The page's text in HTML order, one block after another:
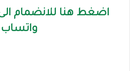
اضغط هنا للانضمام
واتساب